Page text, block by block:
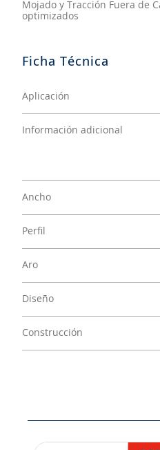
Mojado y Tracción Fuera de
optimizados
Aplicación
Información adicional
Ancho
Perfil
Aro
Diseño
Construcción